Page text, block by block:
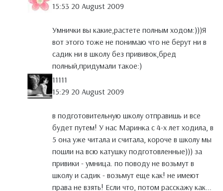
15:53 20 August 2009
Умнички вы какие,растете полным ходом:)))Я
вот этого тоже не понимаю что не берут ни в
садик ни в школу без прививок,бред
полный,придумали такое:)
11111
15:29 20 August 2009
в подготовительную школу отправишь и все
будет путем! У нас Маринка с 4-х лет ходила, в
5 она уже читала и считала, короче в школу мы
пошли на всю катушку подготовленные))) за
привики - умница. по поводу не возьмут в
школу и садик - возьмут еще как! не имеют
права не взять! Если что, потом расскажу как...